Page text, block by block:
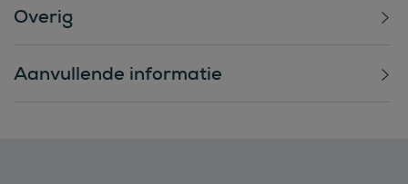
Overig
Aanvullende informatie